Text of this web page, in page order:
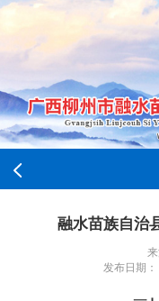
融水苗族自治
发布日期